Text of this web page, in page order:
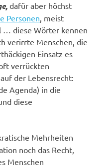
dafür aber höchst
Personen, meist
… diese Wörter kennen
verirrte Menschen, die
Einsatz es
verrückten
der Lebensrecht:
Agenda) in die
diese
Mehrheiten
noch das Recht,
Menschen